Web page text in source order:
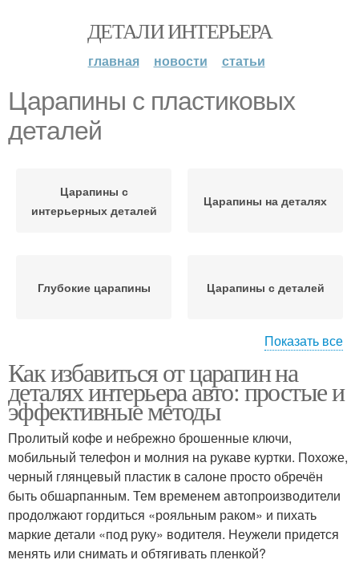
ДЕТАЛИ ИНТЕРЬЕРА
главная новости статьи
Царапины с пластиковых
деталей
Царапины с
интерьерных деталей
Царапины на деталях
Глубокие царапины Царапины с деталей
Царапины с кожаных
сидений
Интерьерные детали
Показать все
Как избавиться от царапин на
деталях интерьера авто: простые и
эффективные методы
Пролитый кофе и небрежно брошенные ключи,
мобильный телефон и молния на рукаве куртки. Похоже,
черный глянцевый пластик в салоне просто обречён
быть обшарпанным. Тем временем автопроизводители
продолжают гордиться «рояльным раком» и пихать
маркие детали «под руку» водителя. Неужели придется
менять или снимать и обтягивать пленкой?